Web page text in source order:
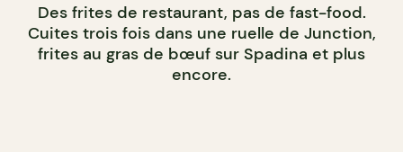
Des frites de restaurant, pas de fast-food.
Cuites trois fois dans une ruelle de Junction,
frites au gras de bœuf sur Spadina et plus
encore.